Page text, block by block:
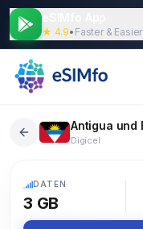
★ 4.9• Faster & Easier
Digicel
DATEN
3 GB